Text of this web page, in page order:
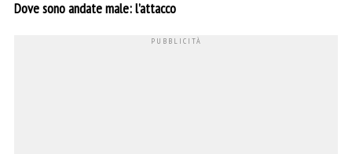
Dove sono andate male: l’attacco